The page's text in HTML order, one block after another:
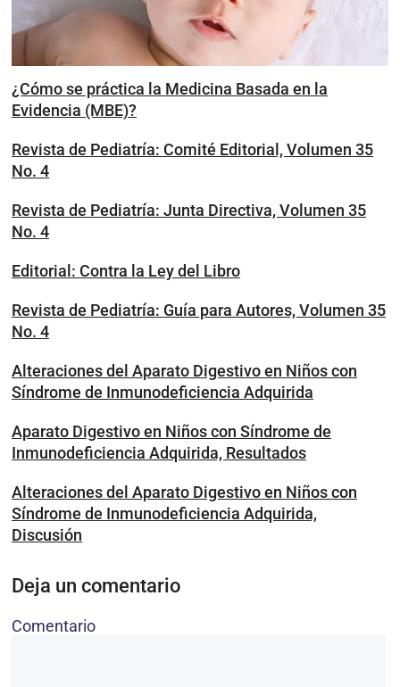
¿Cómo se práctica la Medicina Basada en la
Evidencia (MBE)?
Revista de Pediatría: Comité Editorial, Volumen 35
No. 4
Revista de Pediatría: Junta Directiva, Volumen 35
No. 4
Editorial: Contra la Ley del Libro
Revista de Pediatría: Guía para Autores, Volumen 35
No. 4
Alteraciones del Aparato Digestivo en Niños con
Síndrome de Inmunodeficiencia Adquirida
Aparato Digestivo en Niños con Síndrome de
Inmunodeficiencia Adquirida, Resultados
Alteraciones del Aparato Digestivo en Niños con
Síndrome de Inmunodeficiencia Adquirida,
Discusión
Deja un comentario
Comentario